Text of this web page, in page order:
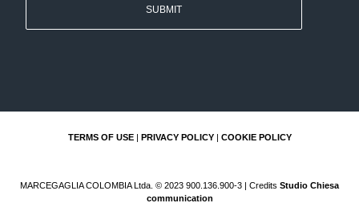
TERMS OF USE| PRIVACY POLICY| COOKIE POLICY
MARCEGAGLIA COLOMBIA Ltda. © 2023 900.136.900-3 | Credits Studio Chiesa
communication